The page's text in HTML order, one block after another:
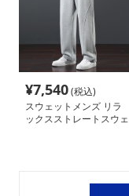
¥7,540(税込)
スウェットメンズ リラ
ックスストレートスウェ